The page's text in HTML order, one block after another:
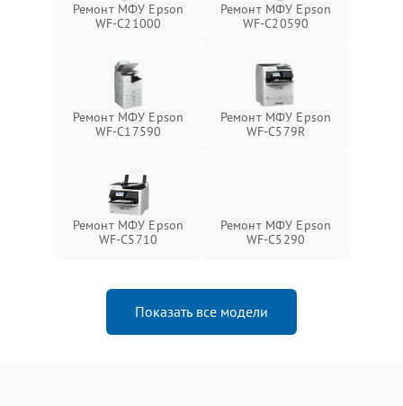
Ремонт МФУ Epson
WF-C21000
Ремонт МФУ Epson
WF-C20590
Ремонт МФУ Epson
WF-C17590
Ремонт МФУ Epson
WF-C579R
Ремонт МФУ Epson
WF-C5710
Ремонт МФУ Epson
WF-C5290
Показать все модели